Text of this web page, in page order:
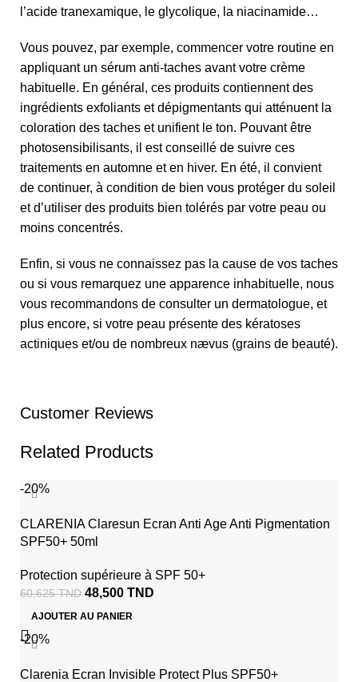
l’acide tranexamique, le glycolique, la niacinamide…
Vous pouvez, par exemple, commencer votre routine en
appliquant un sérum anti-taches avant votre crème
habituelle. En général, ces produits contiennent des
ingrédients exfoliants et dépigmentants qui atténuent la
coloration des taches et unifient le ton. Pouvant être
photosensibilisants, il est conseillé de suivre ces
traitements en automne et en hiver. En été, il convient
de continuer, à condition de bien vous protéger du soleil
et d’utiliser des produits bien tolérés par votre peau ou
moins concentrés.
Enfin, si vous ne connaissez pas la cause de vos taches
ou si vous remarquez une apparence inhabituelle, nous
vous recommandons de consulter un dermatologue, et
plus encore, si votre peau présente des kératoses
actiniques et/ou de nombreux nævus (grains de beauté).
Customer Reviews
Related Products
-20%
CLARENIA Claresun Ecran Anti Age Anti Pigmentation
SPF50+ 50ml
Protection supérieure à SPF 50+
60,625TND 48,500 TND
AJOUTER AU PANIER
-20%
Clarenia Ecran Invisible Protect Plus SPF50+